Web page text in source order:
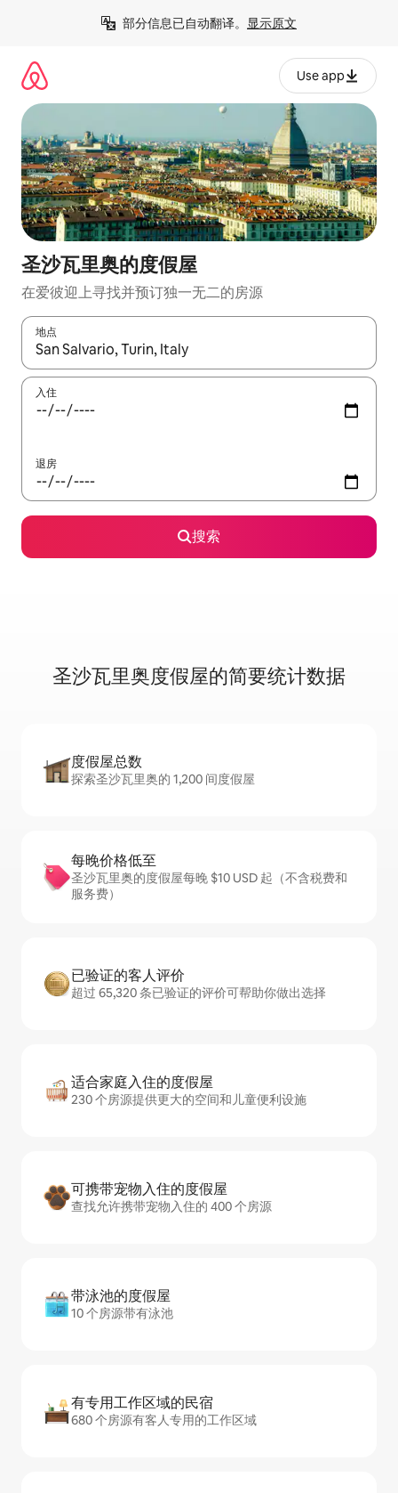
部分信息已自动翻译。 显示原文
Use app
圣沙瓦里奥的度假屋
在爱彼迎上寻找并预订独一无二的房源
地点
如有搜索结果，请使用上下方向键查看，或通过点击或滑动手势
入住
退房
搜索
圣沙瓦里奥度假屋的简要统计数据
度假屋总数
探索圣沙瓦里奥的 1,200 间度假屋
每晚价格低至
圣沙瓦里奥的度假屋每晚 $10 USD 起（不含税费和
服务费）
已验证的客人评价
超过 65,320 条已验证的评价可帮助你做出选择
适合家庭入住的度假屋
230 个房源提供更大的空间和儿童便利设施
可携带宠物入住的度假屋
查找允许携带宠物入住的 400 个房源
带泳池的度假屋
10 个房源带有泳池
有专用工作区域的民宿
680 个房源有客人专用的工作区域